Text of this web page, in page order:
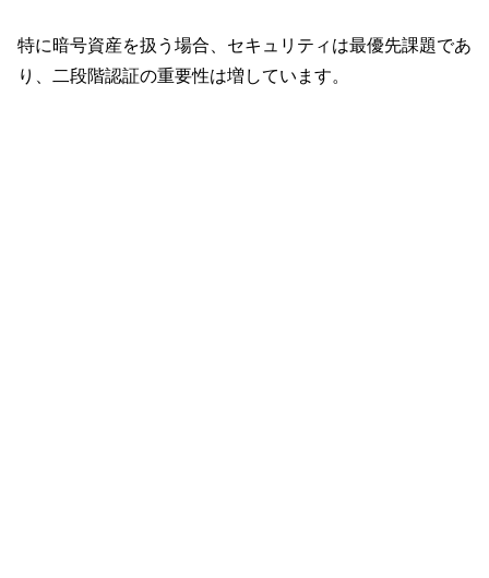
特に暗号資産を扱う場合、セキュリティは最優先課題であ
り、二段階認証の重要性は増しています。